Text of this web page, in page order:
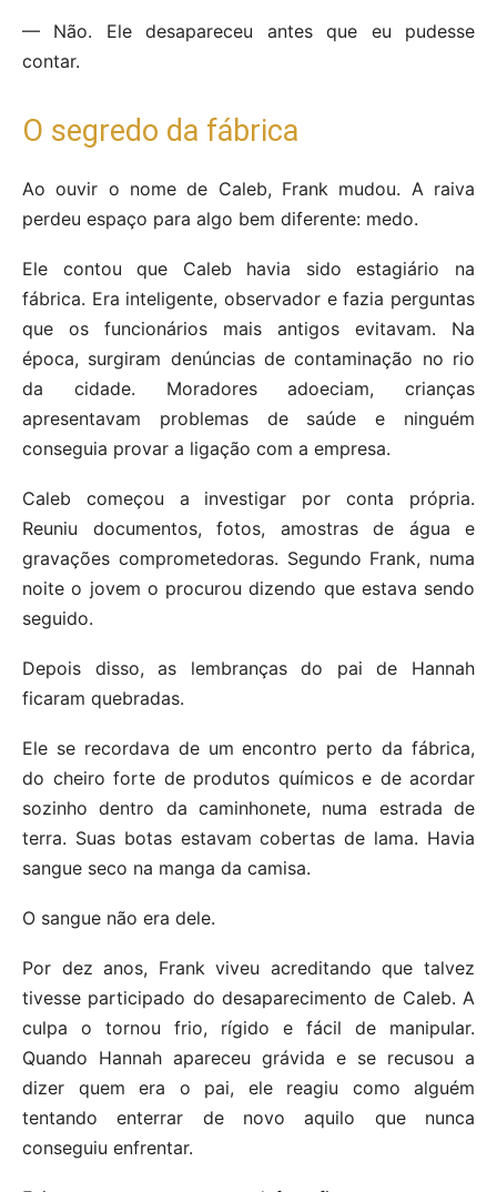
— Não. Ele desapareceu antes que eu pudesse
contar.
O segredo da fábrica
Ao ouvir o nome de Caleb, Frank mudou. A raiva
perdeu espaço para algo bem diferente: medo.
Ele contou que Caleb havia sido estagiário na
fábrica. Era inteligente, observador e fazia perguntas
que os funcionários mais antigos evitavam. Na
época, surgiram denúncias de contaminação no rio
da cidade. Moradores adoeciam, crianças
apresentavam problemas de saúde e ninguém
conseguia provar a ligação com a empresa.
Caleb começou a investigar por conta própria.
Reuniu documentos, fotos, amostras de água e
gravações comprometedoras. Segundo Frank, numa
noite o jovem o procurou dizendo que estava sendo
seguido.
Depois disso, as lembranças do pai de Hannah
ficaram quebradas.
Ele se recordava de um encontro perto da fábrica,
do cheiro forte de produtos químicos e de acordar
sozinho dentro da caminhonete, numa estrada de
terra. Suas botas estavam cobertas de lama. Havia
sangue seco na manga da camisa.
O sangue não era dele.
Por dez anos, Frank viveu acreditando que talvez
tivesse participado do desaparecimento de Caleb. A
culpa o tornou frio, rígido e fácil de manipular.
Quando Hannah apareceu grávida e se recusou a
dizer quem era o pai, ele reagiu como alguém
tentando enterrar de novo aquilo que nunca
conseguiu enfrentar.